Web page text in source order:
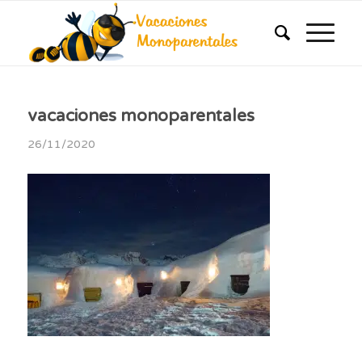
vacaciones monoparentales
26/11/2020